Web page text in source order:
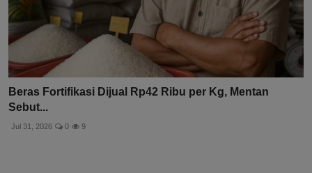
Beras Fortifikasi Dijual Rp42 Ribu per Kg, Mentan
Sebut...
Jul 31, 2026 0 9